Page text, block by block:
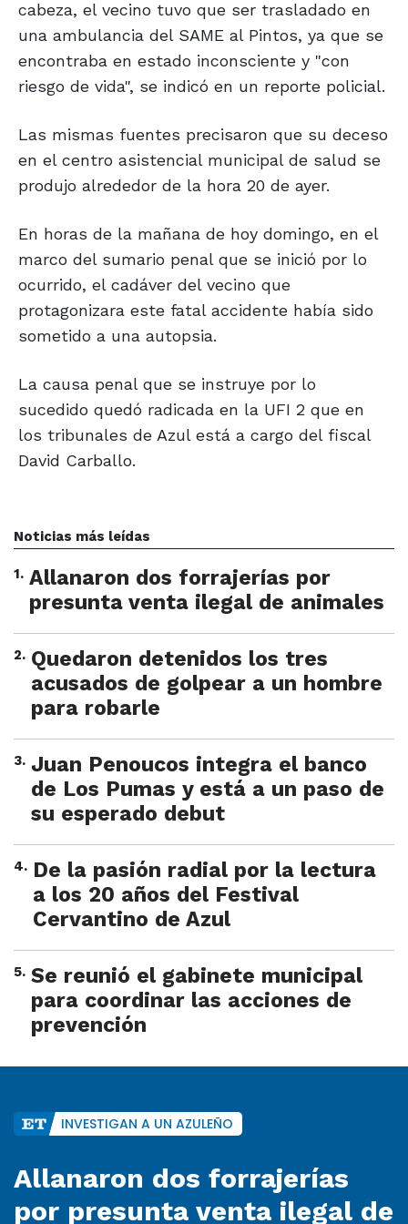
cabeza, el vecino tuvo que ser trasladado en
una ambulancia del SAME al Pintos, ya que se
encontraba en estado inconsciente y "con
riesgo de vida", se indicó en un reporte policial.
Las mismas fuentes precisaron que su deceso
en el centro asistencial municipal de salud se
produjo alrededor de la hora 20 de ayer.
En horas de la mañana de hoy domingo, en el
marco del sumario penal que se inició por lo
ocurrido, el cadáver del vecino que
protagonizara este fatal accidente había sido
sometido a una autopsia.
La causa penal que se instruye por lo
sucedido quedó radicada en la UFI 2 que en
los tribunales de Azul está a cargo del fiscal
David Carballo.
Noticias más leídas
1. Allanaron dos forrajerías por
presunta venta ilegal de animales
2. Quedaron detenidos los tres
acusados de golpear a un hombre
para robarle
3. Juan Penoucos integra el banco
de Los Pumas y está a un paso de
su esperado debut
4. De la pasión radial por la lectura
a los 20 años del Festival
Cervantino de Azul
5. Se reunió el gabinete municipal
para coordinar las acciones de
prevención
INVESTIGAN A UN AZULEÑO
Allanaron dos forrajerías
por presunta venta ilegal de